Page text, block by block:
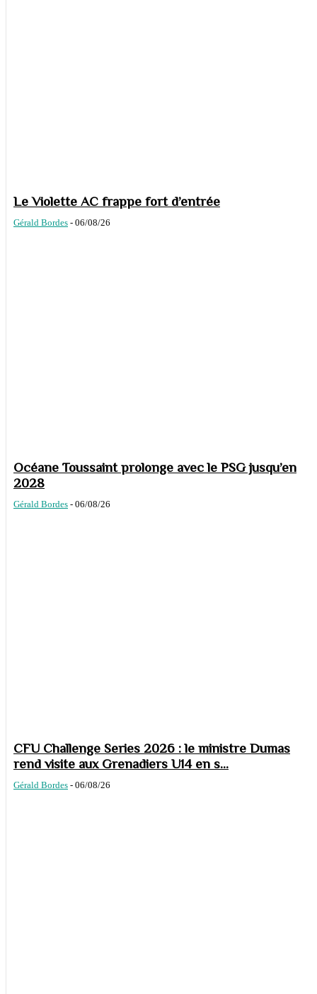
Le Violette AC frappe fort d’entrée
Gérald Bordes - 06/08/26
Océane Toussaint prolonge avec le PSG jusqu’en
2028
Gérald Bordes - 06/08/26
CFU Challenge Series 2026 : le ministre Dumas
rend visite aux Grenadiers U14 en s...
Gérald Bordes - 06/08/26